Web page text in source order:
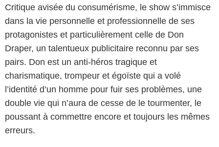
Critique avisée du consumérisme, le show s’immisce
dans la vie personnelle et professionnelle de ses
protagonistes et particulièrement celle de Don
Draper, un talentueux publicitaire reconnu par ses
pairs. Don est un anti-héros tragique et
charismatique, trompeur et égoïste qui a volé
l’identité d’un homme pour fuir ses problèmes, une
double vie qui n’aura de cesse de le tourmenter, le
poussant à commettre encore et toujours les mêmes
erreurs.